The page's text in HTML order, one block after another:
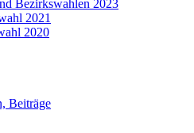
Bezirkswahlen 2023
2021
2020
Beiträge